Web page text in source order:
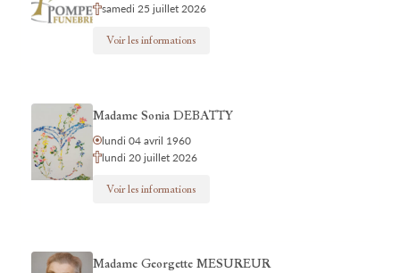
samedi 25 juillet 2026
Voir les informations
Madame Sonia DEBATTY
lundi 04 avril 1960
lundi 20 juillet 2026
Voir les informations
Madame Georgette MESUREUR